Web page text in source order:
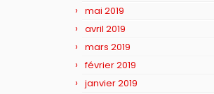
mai 2019
avril 2019
mars 2019
février 2019
janvier 2019